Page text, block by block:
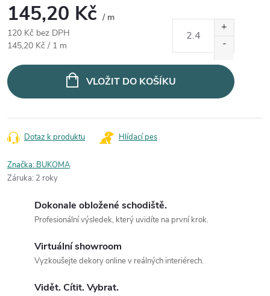
145,20 Kč / m
120 Kč bez DPH
Měrná cena:
145,20 Kč / 1 m
VLOŽIT DO KOŠÍKU
Dotaz k produktu Hlídací pes
Značka: BUKOMA
Záruka: 2 roky
Dokonale obložené schodiště.
Profesionální výsledek, který uvidíte na první krok.
Virtuální showroom
Vyzkoušejte dekory online v reálných interiérech.
Vidět. Cítit. Vybrat.